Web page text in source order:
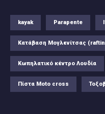
kayak Parapente
Κατάβαση Μογλενίτσας
Κωπηλατικό κέντρο Λουδία
Πίστα Moto cross